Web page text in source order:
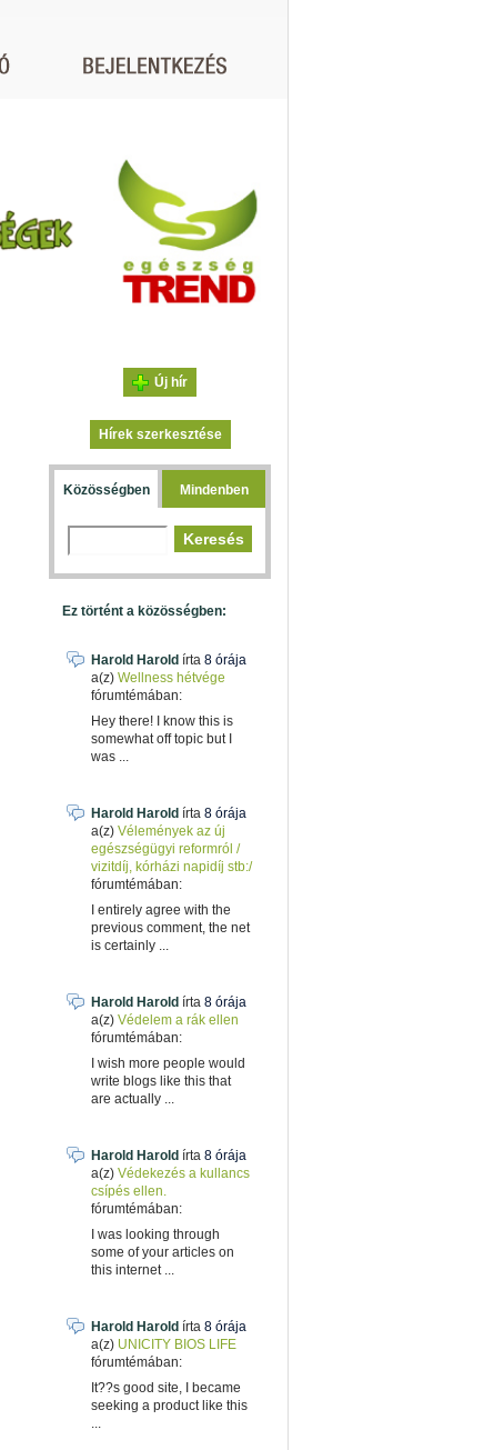
Új hír
Hírek szerkesztése
Közösségben Mindenben
Ez történt a közösségben:
Harold Harold írta 8 órája
a(z) Wellness hétvége
fórumtémában:
Hey there! I know this is
somewhat off topic but I
was ...
Harold Harold írta 8 órája
a(z) Vélemények az új
egészségügyi reformról /
vizitdíj, kórházi napidíj stb:/
fórumtémában:
I entirely agree with the
previous comment, the net
is certainly ...
Harold Harold írta 8 órája
a(z) Védelem a rák ellen
fórumtémában:
I wish more people would
write blogs like this that
are actually ...
Harold Harold írta 8 órája
a(z) Védekezés a kullancs
csípés ellen.
fórumtémában:
I was looking through
some of your articles on
this internet ...
Harold Harold írta 8 órája
a(z) UNICITY BIOS LIFE
fórumtémában:
It??s good site, I became
seeking a product like this
...